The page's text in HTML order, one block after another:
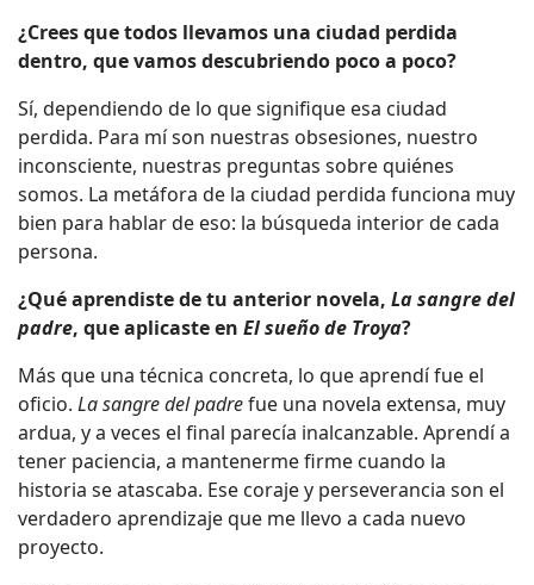
¿Crees que todos llevamos una ciudad perdida
dentro, que vamos descubriendo poco a poco?
Sí, dependiendo de lo que signifique esa ciudad
perdida. Para mí son nuestras obsesiones, nuestro
inconsciente, nuestras preguntas sobre quiénes
somos. La metáfora de la ciudad perdida funciona muy
bien para hablar de eso: la búsqueda interior de cada
persona.
¿Qué aprendiste de tu anterior novela, La sangre del
padre, que aplicaste en El sueño de Troya?
Más que una técnica concreta, lo que aprendí fue el
oficio. La sangre del padrefue una novela extensa, muy
ardua, y a veces el final parecía inalcanzable. Aprendí a
tener paciencia, a mantenerme firme cuando la
historia se atascaba. Ese coraje y perseverancia son el
verdadero aprendizaje que me llevo a cada nuevo
proyecto.